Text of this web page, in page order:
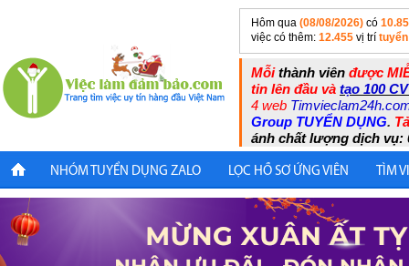
Hôm qua (08/08/2026) có
việc có thêm: 12.455 vị trí
Mỗithành viên được
tin lên đầu và tạo 100
4 web
Group TUYỂN DỤNG.
ánh chất lượng dịch vụ:
NHÓM TUYỂN DỤNG ZALO LỌC HỒ SƠ ỨNG VIÊN TÌM